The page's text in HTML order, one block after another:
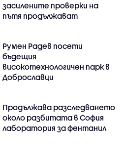
засилените проверки на
пътя продължават
Румен Радев посети
бъдещия
високотехнологичен парк в
Доброславци
Продължава разследването
около разбитата в София
лаборатория за фентанил